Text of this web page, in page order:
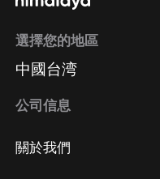
選擇您的地區
中國台湾
公司信息
關於我們